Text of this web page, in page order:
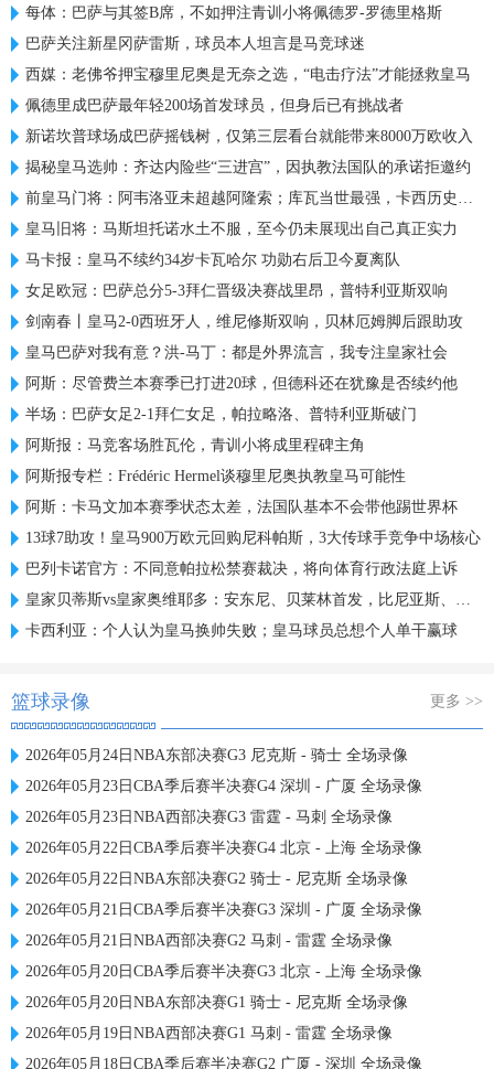
每体：巴萨与其签B席，不如押注青训小将佩德罗-罗德里格斯
巴萨关注新星冈萨雷斯，球员本人坦言是马竞球迷
西媒：老佛爷押宝穆里尼奥是无奈之选，“电击疗法”才能拯救皇马
佩德里成巴萨最年轻200场首发球员，但身后已有挑战者
新诺坎普球场成巴萨摇钱树，仅第三层看台就能带来8000万欧收入
揭秘皇马选帅：齐达内险些“三进宫”，因执教法国队的承诺拒邀约
前皇马门将：阿韦洛亚未超越阿隆索；库瓦当世最强，卡西历史最佳
皇马旧将：马斯坦托诺水土不服，至今仍未展现出自己真正实力
马卡报：皇马不续约34岁卡瓦哈尔 功勋右后卫今夏离队
女足欧冠：巴萨总分5-3拜仁晋级决赛战里昂，普特利亚斯双响
剑南春丨皇马2-0西班牙人，维尼修斯双响，贝林厄姆脚后跟助攻
皇马巴萨对我有意？洪-马丁：都是外界流言，我专注皇家社会
阿斯：尽管费兰本赛季已打进20球，但德科还在犹豫是否续约他
半场：巴萨女足2-1拜仁女足，帕拉略洛、普特利亚斯破门
阿斯报：马竞客场胜瓦伦，青训小将成里程碑主角
阿斯报专栏：Frédéric Hermel谈穆里尼奥执教皇马可能性
阿斯：卡马文加本赛季状态太差，法国队基本不会带他踢世界杯
13球7助攻！皇马900万欧元回购尼科帕斯，3大传球手竞争中场核心
巴列卡诺官方：不同意帕拉松禁赛裁决，将向体育行政法庭上诉
皇家贝蒂斯vs皇家奥维耶多：安东尼、贝莱林首发，比尼亚斯、哈维-洛佩斯出战
卡西利亚：个人认为皇马换帅失败；皇马球员总想个人单干赢球
篮球录像 更多 >>
2026年05月24日NBA东部决赛G3 尼克斯 - 骑士 全场录像
2026年05月23日CBA季后赛半决赛G4 深圳 - 广厦 全场录像
2026年05月23日NBA西部决赛G3 雷霆 - 马刺 全场录像
2026年05月22日CBA季后赛半决赛G4 北京 - 上海 全场录像
2026年05月22日NBA东部决赛G2 骑士 - 尼克斯 全场录像
2026年05月21日CBA季后赛半决赛G3 深圳 - 广厦 全场录像
2026年05月21日NBA西部决赛G2 马刺 - 雷霆 全场录像
2026年05月20日CBA季后赛半决赛G3 北京 - 上海 全场录像
2026年05月20日NBA东部决赛G1 骑士 - 尼克斯 全场录像
2026年05月19日NBA西部决赛G1 马刺 - 雷霆 全场录像
2026年05月18日CBA季后赛半决赛G2 广厦 - 深圳 全场录像